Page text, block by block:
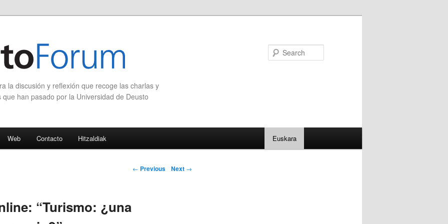
la discusión y reflexión que recoge las charlas y
han pasado por la Universidad de Deusto
Web Contacto Hitzaldiak Euskara
Post navigation
← Previous Next →
“Turismo: ¿una